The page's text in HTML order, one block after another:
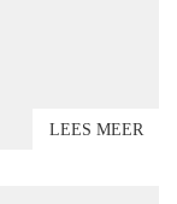
LEES MEER